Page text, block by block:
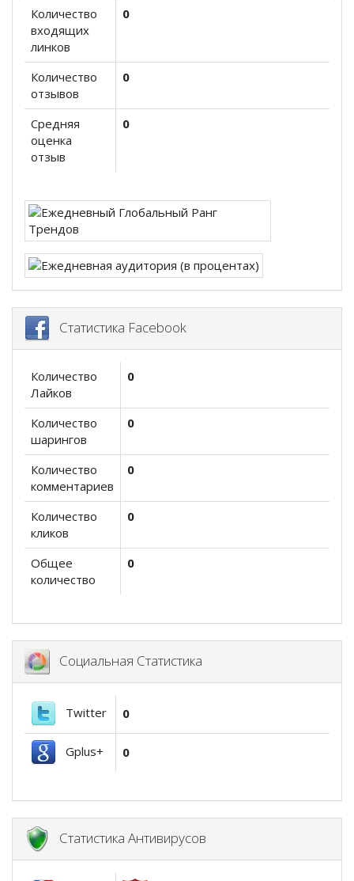
Количество
входящих
линков
0
Количество
отзывов
0
Средняя
оценка
отзыв
0
Статистика Facebook
Количество
Лайков
0
Количество
шарингов
0
Количество
комментариев
0
Количество
кликов
0
Общее
количество
0
Социальная Статистика
Twitter 0
Gplus+ 0
Статистика Антивирусов